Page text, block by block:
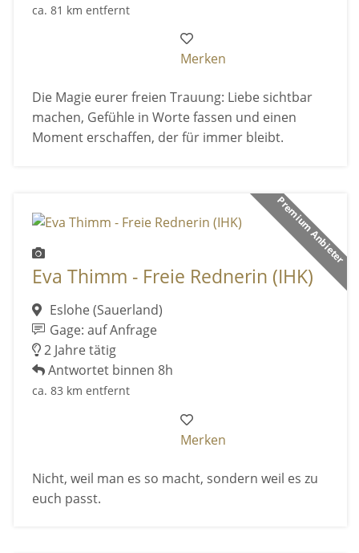
ca. 81 km entfernt
Merken
Die Magie eurer freien Trauung: Liebe sichtbar
machen, Gefühle in Worte fassen und einen
Moment erschaffen, der für immer bleibt.
Premium Anbieter
Eva Thimm - Freie Rednerin (IHK)
Eslohe (Sauerland)
Gage: auf Anfrage
2 Jahre tätig
Antwortet binnen 8h
ca. 83 km entfernt
Merken
Nicht, weil man es so macht, sondern weil es zu
euch passt.